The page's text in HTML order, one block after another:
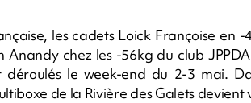
les cadets Loick Françoise en
Anandy chez les -56kg du club
déroulés le week-end du 2-3 mai.
de la Rivière des Galets